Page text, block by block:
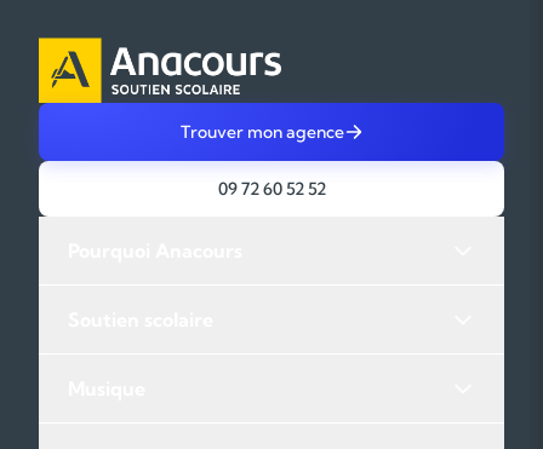
Trouver mon agence
09 72 60 52 52